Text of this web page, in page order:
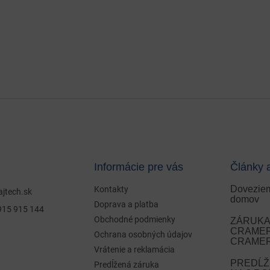
915 144
Informácie pre vás
Kontakty
Doprava a platba
Obchodné podmienky
Ochrana osobných údajov
Vrátenie a reklamácia
Predĺžená záruka
Články
domov